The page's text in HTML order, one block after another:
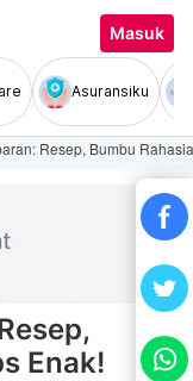
Masuk
Asuransiku
Resep, Bumbu
Enak!